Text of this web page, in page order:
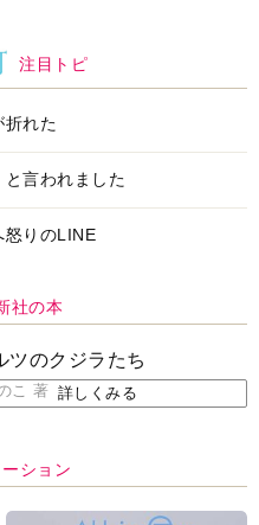
注目トピ
折れた
言われました
怒りのLINE
社の本
ツのクジラたち
こ 著 詳しくみる
ション